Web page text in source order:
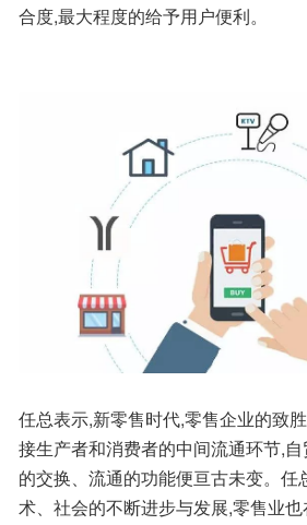
合度,最大程度的给予用户便利。
任总表示,新零售时代,零售企业的
接生产者和消费者的中间流通环节,
的交换、流通的功能便亘古未变。任
术、社会的不断进步与发展,零售业